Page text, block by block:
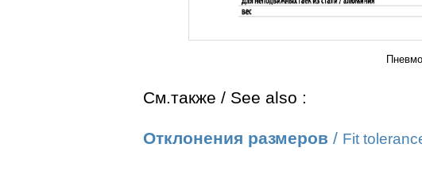
См.также / See also :
Отклонения размеров / Fit